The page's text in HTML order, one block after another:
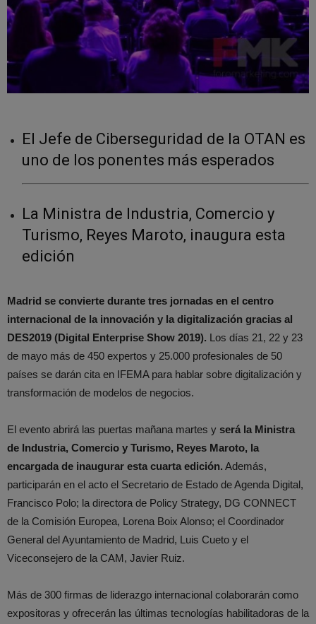
El Jefe de Ciberseguridad de la OTAN es
uno de los ponentes más esperados
La Ministra de Industria, Comercio y
Turismo, Reyes Maroto, inaugura esta
edición
Madrid se convierte durante tres jornadas en el centro
internacional de la innovación y la digitalización gracias al
DES2019 (Digital Enterprise Show 2019). Los días 21, 22 y 23
de mayo más de 450 expertos y 25.000 profesionales de 50
países se darán cita en IFEMA para hablar sobre digitalización y
transformación de modelos de negocios.
El evento abrirá las puertas mañana martes y será la Ministra
de Industria, Comercio y Turismo, Reyes Maroto, la
encargada de inaugurar esta cuarta edición. Además,
participarán en el acto el Secretario de Estado de Agenda Digital,
Francisco Polo; la directora de Policy Strategy, DG CONNECT
de la Comisión Europea, Lorena Boix Alonso; el Coordinador
General del Ayuntamiento de Madrid, Luis Cueto y el
Viceconsejero de la CAM, Javier Ruiz.
Más de 300 firmas de liderazgo internacional colaborarán como
expositoras y ofrecerán las últimas tecnologías habilitadoras de la